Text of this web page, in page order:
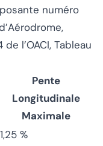
numéro
l’OACI, Tableau
Pente
Longitudinale
Maximale
1,25 %